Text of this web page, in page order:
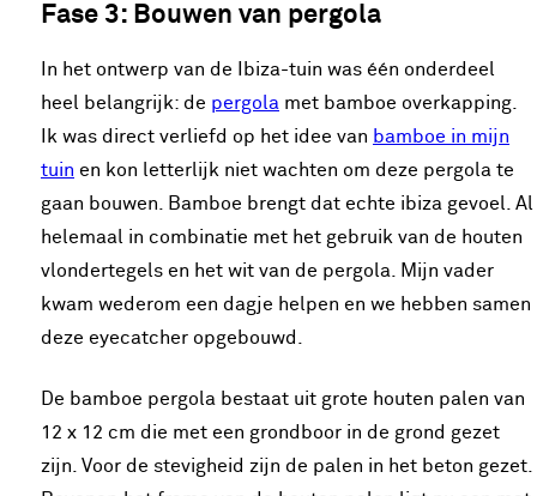
Fase 3: Bouwen van pergola
In het ontwerp van de Ibiza-tuin was één onderdeel
heel belangrijk: de pergola met bamboe overkapping.
Ik was direct verliefd op het idee van bamboe in mijn
tuin en kon letterlijk niet wachten om deze pergola te
gaan bouwen. Bamboe brengt dat echte ibiza gevoel. Al
helemaal in combinatie met het gebruik van de houten
vlondertegels en het wit van de pergola. Mijn vader
kwam wederom een dagje helpen en we hebben samen
deze eyecatcher opgebouwd.
De bamboe pergola bestaat uit grote houten palen van
12 x 12 cm die met een grondboor in de grond gezet
zijn. Voor de stevigheid zijn de palen in het beton gezet.